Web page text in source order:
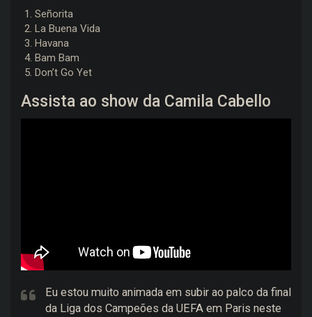
Señorita
La Buena Vida
Havana
Bam Bam
Don’t Go Yet
Assista ao show da Camila Cabello
Eu estou muito animada em subir ao palco da final
da Liga dos Campeões da UEFA em Paris neste